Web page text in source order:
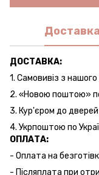
Доставка
ДОСТАВКА:
1. Самовивіз з
2. «Новою поштою»
3. Кур'єром до
4. Укрпоштою по
ОПЛАТА:
- Оплата на
- Післяплата при